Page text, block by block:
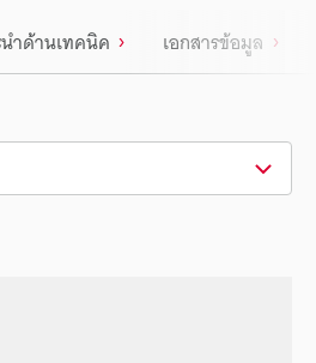
ำด้านเทคนิค เอกสารข้อมูล